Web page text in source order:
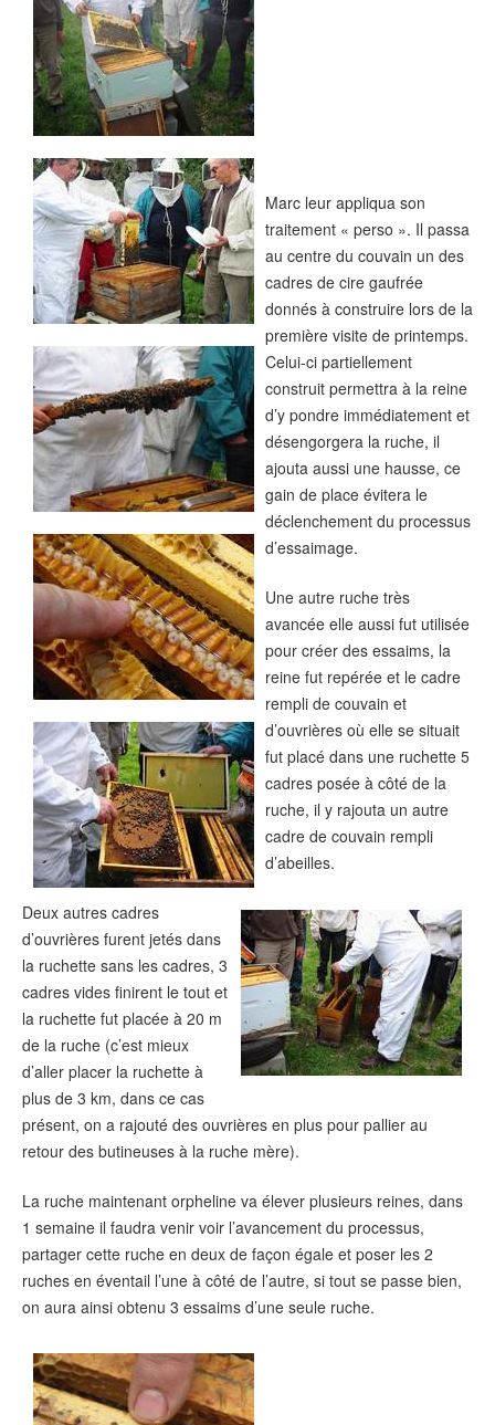
Marc leur appliqua son
traitement « perso ». Il passa
au centre du couvain un des
cadres de cire gaufrée
donnés à construire lors de la
première visite de printemps.
Celui-ci partiellement
construit permettra à la reine
d’y pondre immédiatement et
désengorgera la ruche, il
ajouta aussi une hausse, ce
gain de place évitera le
déclenchement du processus
d’essaimage.
Une autre ruche très
avancée elle aussi fut utilisée
pour créer des essaims, la
reine fut repérée et le cadre
rempli de couvain et
d’ouvrières où elle se situait
fut placé dans une ruchette 5
cadres posée à côté de la
ruche, il y rajouta un autre
cadre de couvain rempli
d’abeilles.
Deux autres cadres
d’ouvrières furent jetés dans
la ruchette sans les cadres, 3
cadres vides finirent le tout et
la ruchette fut placée à 20 m
de la ruche (c’est mieux
d’aller placer la ruchette à
plus de 3 km, dans ce cas
présent, on a rajouté des ouvrières en plus pour pallier au
retour des butineuses à la ruche mère).
La ruche maintenant orpheline va élever plusieurs reines, dans
1 semaine il faudra venir voir l’avancement du processus,
partager cette ruche en deux de façon égale et poser les 2
ruches en éventail l’une à côté de l’autre, si tout se passe bien,
on aura ainsi obtenu 3 essaims d’une seule ruche.